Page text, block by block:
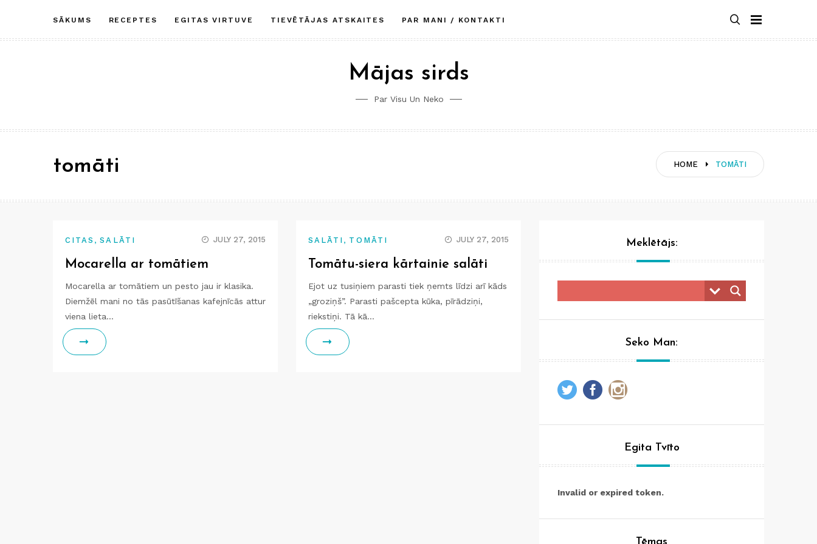
content
SĀKUMS RECEPTES EGITAS VIRTUVE TIEVĒTĀJAS ATSKAITES PAR MANI / KONTAKTI
Mājas sirds
Par Visu Un Neko
HOME TOMĀTI
tomāti
CITAS ,SALĀTI JULY 27, 2015
Mocarella ar tomātiem
Mocarella ar tomātiem un pesto jau ir klasika.
Diemžēl mani no tās pasūtīšanas kafejnīcās attur
viena lieta…
SALĀTI , TOMĀTI JULY 27, 2015
Tomātu-siera kārtainie salāti
Ejot uz tusiņiem parasti tiek ņemts līdzi arī kāds
„groziņš”. Parasti pašcepta kūka, pīrādziņi,
riekstiņi. Tā kā…
Meklētājs:
Seko Man:
Egita Tvīto
Invalid or expired token.